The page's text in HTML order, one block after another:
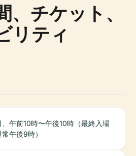
、チケット、
リティ
、午前10時〜午後10時（最終入場
午後9時）